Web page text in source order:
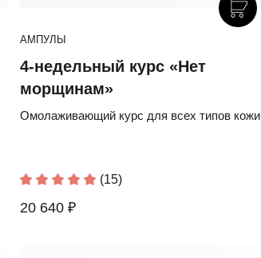
АМПУЛЫ
4-недельный курс «Нет
морщинам»
Омолаживающий курс для всех типов кожи
(15)
20 640 ₽